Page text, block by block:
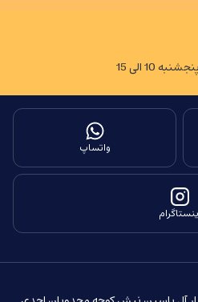
واتساپ